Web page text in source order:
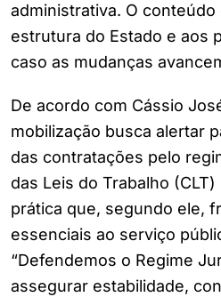
administrativa. O
estrutura do Estado e aos
caso as mudanças
De acordo com Cássio
mobilização busca alertar
das contratações pelo
das Leis do Trabalho
prática que, segundo ele,
essenciais ao serviço
“Defendemos o Regime
assegurar estabilidade,